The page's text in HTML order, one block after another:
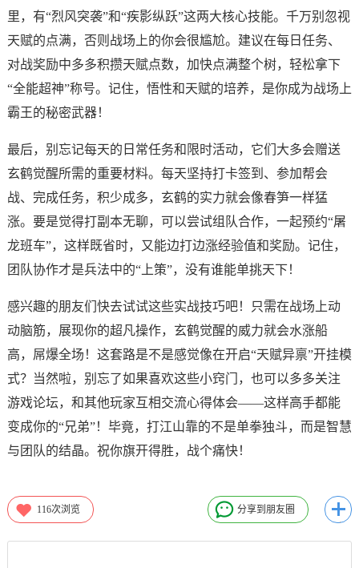
里，有“烈风突袭”和“疾影纵跃”这两大核心技能。千万别忽视
天赋的点满，否则战场上的你会很尴尬。建议在每日任务、
对战奖励中多多积攒天赋点数，加快点满整个树，轻松拿下
“全能超神”称号。记住，悟性和天赋的培养，是你成为战场上
霸王的秘密武器！
最后，别忘记每天的日常任务和限时活动，它们大多会赠送
玄鹤觉醒所需的重要材料。每天坚持打卡签到、参加帮会
战、完成任务，积少成多，玄鹤的实力就会像春笋一样猛
涨。要是觉得打副本无聊，可以尝试组队合作，一起预约“屠
龙班车”，这样既省时，又能边打边涨经验值和奖励。记住，
团队协作才是兵法中的“上策”，没有谁能单挑天下！
感兴趣的朋友们快去试试这些实战技巧吧！只需在战场上动
动脑筋，展现你的超凡操作，玄鹤觉醒的威力就会水涨船
高，屌爆全场！这套路是不是感觉像在开启“天赋异禀”开挂模
式？当然啦，别忘了如果喜欢这些小窍门，也可以多多关注
游戏论坛，和其他玩家互相交流心得体会——这样高手都能
变成你的“兄弟”！毕竟，打江山靠的不是单拳独斗，而是智慧
与团队的结晶。祝你旗开得胜，战个痛快！
116次浏览 分享到朋友圈